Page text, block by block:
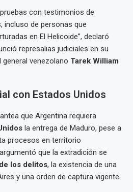
con testimonios de
incluso de personas que
en El Helicoide”, declaró
represalias judiciales en su
venezolano Tarek William
con Estados Unidos
que Argentina requiera
la entrega de Maduro, pese a
procesos en territorio
que la extradición se
los delitos, la existencia de una
y una orden de captura vigente.